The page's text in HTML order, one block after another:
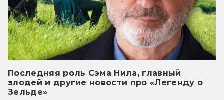
Последняя роль Сэма Нила, главный
злодей и другие новости про «Легенду о
Зельде»